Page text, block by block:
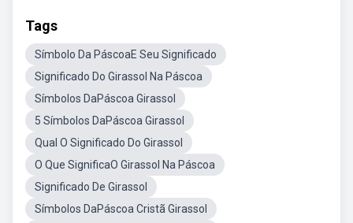
Tags
Símbolo Da PáscoaE Seu Significado
Significado Do Girassol Na Páscoa
Símbolos DaPáscoa Girassol
5 Símbolos DaPáscoa Girassol
Qual O Significado Do Girassol
O Que SignificaO Girassol Na Páscoa
Significado De Girassol
Símbolos DaPáscoa Cristã Girassol